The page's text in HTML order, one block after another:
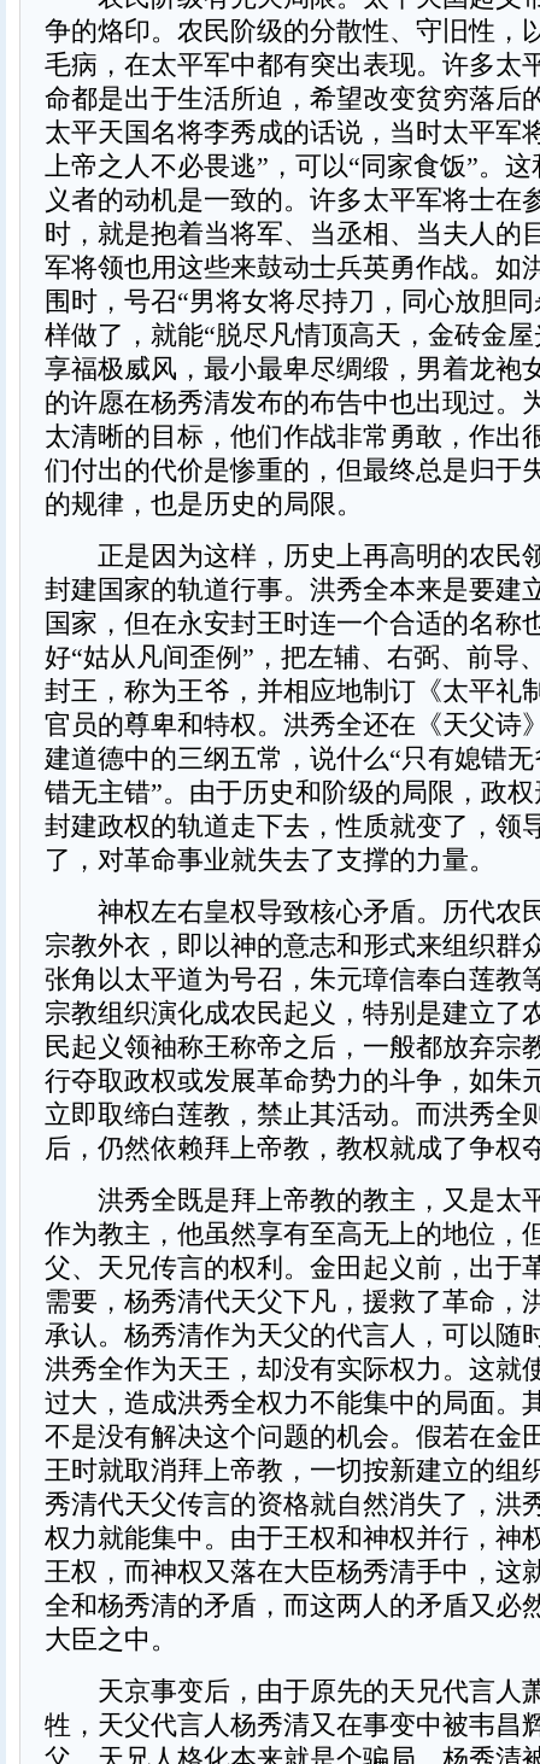
争的烙印。农民阶级的分散性、守旧性，
毛病，在太平军中都有突出表现。许多太
命都是出于生活所迫，希望改变贫穷落后
太平天国名将李秀成的话说，当时太平军
上帝之人不必畏逃”，可以“同家食饭”。
义者的动机是一致的。许多太平军将士在
时，就是抱着当将军、当丞相、当夫人的
军将领也用这些来鼓动士兵英勇作战。如
围时，号召“男将女将尽持刀，同心放胆
样做了，就能“脱尽凡情顶高天，金砖金
享福极威风，最小最卑尽绸缎，男着龙袍
的许愿在杨秀清发布的布告中也出现过。
太清晰的目标，他们作战非常勇敢，作出
们付出的代价是惨重的，但最终总是归于
的规律，也是历史的局限。
正是因为这样，历史上再高明的农民
封建国家的轨道行事。洪秀全本来是要建
国家，但在永安封王时连一个合适的名称
好“姑从凡间歪例”，把左辅、右弼、前导
封王，称为王爷，并相应地制订《太平礼
官员的尊卑和特权。洪秀全还在《天父诗
建道德中的三纲五常，说什么“只有媳错
错无主错”。由于历史和阶级的局限，政
封建政权的轨道走下去，性质就变了，领
了，对革命事业就失去了支撑的力量。
神权左右皇权导致核心矛盾。历代农
宗教外衣，即以神的意志和形式来组织群
张角以太平道为号召，朱元璋信奉白莲教
宗教组织演化成农民起义，特别是建立了
民起义领袖称王称帝之后，一般都放弃宗
行夺取政权或发展革命势力的斗争，如朱
立即取缔白莲教，禁止其活动。而洪秀全
后，仍然依赖拜上帝教，教权就成了争权
洪秀全既是拜上帝教的教主，又是太
作为教主，他虽然享有至高无上的地位，
父、天兄传言的权利。金田起义前，出于
需要，杨秀清代天父下凡，援救了革命，
承认。杨秀清作为天父的代言人，可以随
洪秀全作为天王，却没有实际权力。这就
过大，造成洪秀全权力不能集中的局面。
不是没有解决这个问题的机会。假若在金
王时就取消拜上帝教，一切按新建立的组
秀清代天父传言的资格就自然消失了，洪
权力就能集中。由于王权和神权并行，神
王权，而神权又落在大臣杨秀清手中，这
全和杨秀清的矛盾，而这两人的矛盾又必
大臣之中。
天京事变后，由于原先的天兄代言人
牲，天父代言人杨秀清又在事变中被韦昌